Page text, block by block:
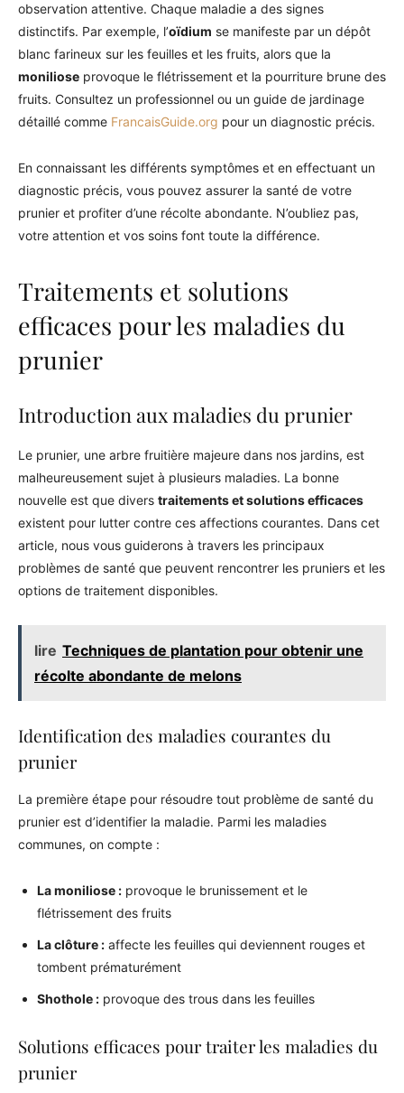
observation attentive. Chaque maladie a des signes
distinctifs. Par exemple, l’oïdium se manifeste par un dépôt
blanc farineux sur les feuilles et les fruits, alors que la
moniliose provoque le flétrissement et la pourriture brune des
fruits. Consultez un professionnel ou un guide de jardinage
détaillé comme FrancaisGuide.org pour un diagnostic précis.
En connaissant les différents symptômes et en effectuant un
diagnostic précis, vous pouvez assurer la santé de votre
prunier et profiter d’une récolte abondante. N’oubliez pas,
votre attention et vos soins font toute la différence.
Traitements et solutions
efficaces pour les maladies du
prunier
Introduction aux maladies du prunier
Le prunier, une arbre fruitière majeure dans nos jardins, est
malheureusement sujet à plusieurs maladies. La bonne
nouvelle est que divers traitements et solutions efficaces
existent pour lutter contre ces affections courantes. Dans cet
article, nous vous guiderons à travers les principaux
problèmes de santé que peuvent rencontrer les pruniers et les
options de traitement disponibles.
lire Techniques de plantation pour obtenir une
récolte abondante de melons
Identification des maladies courantes du
prunier
La première étape pour résoudre tout problème de santé du
prunier est d’identifier la maladie. Parmi les maladies
communes, on compte :
La moniliose : provoque le brunissement et le
flétrissement des fruits
La clôture : affecte les feuilles qui deviennent rouges et
tombent prématurément
Shothole : provoque des trous dans les feuilles
Solutions efficaces pour traiter les maladies du
prunier